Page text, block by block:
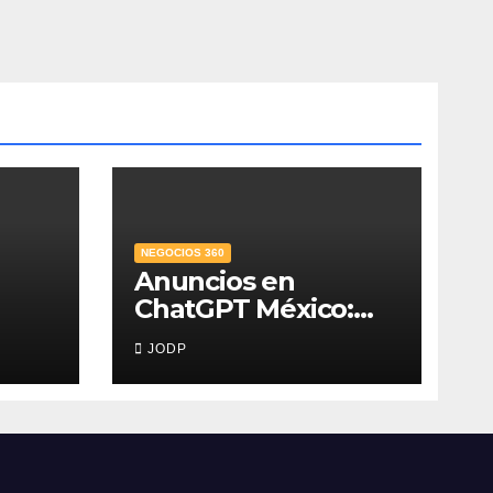
NEGOCIOS 360
Anuncios en
ChatGPT México:
¿quién los verá y
qué pasará con las
conversaciones?
JODP